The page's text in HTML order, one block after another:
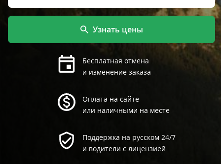
Узнать цены
Бесплатная отмена
и изменение заказа
Оплата на сайте
или наличными на месте
Поддержка на русском 24/7
и водители с лицензией